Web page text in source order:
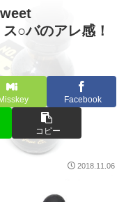
○バのアレ感！
Facebook
コピー
2018.11.06